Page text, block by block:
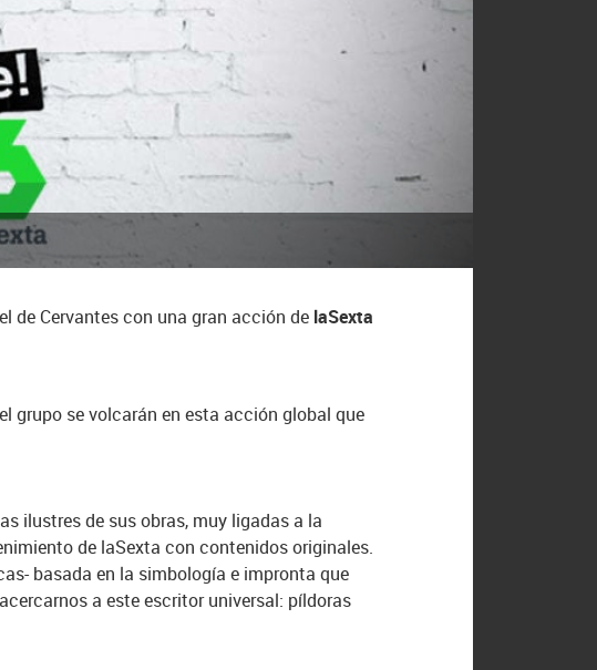
de Cervantes con una gran acción de laSexta
grupo se volcarán en esta acción global que
ilustres de sus obras, muy ligadas a la
de laSexta con contenidos originales.
basada en la simbología e impronta que
a este escritor universal: píldoras